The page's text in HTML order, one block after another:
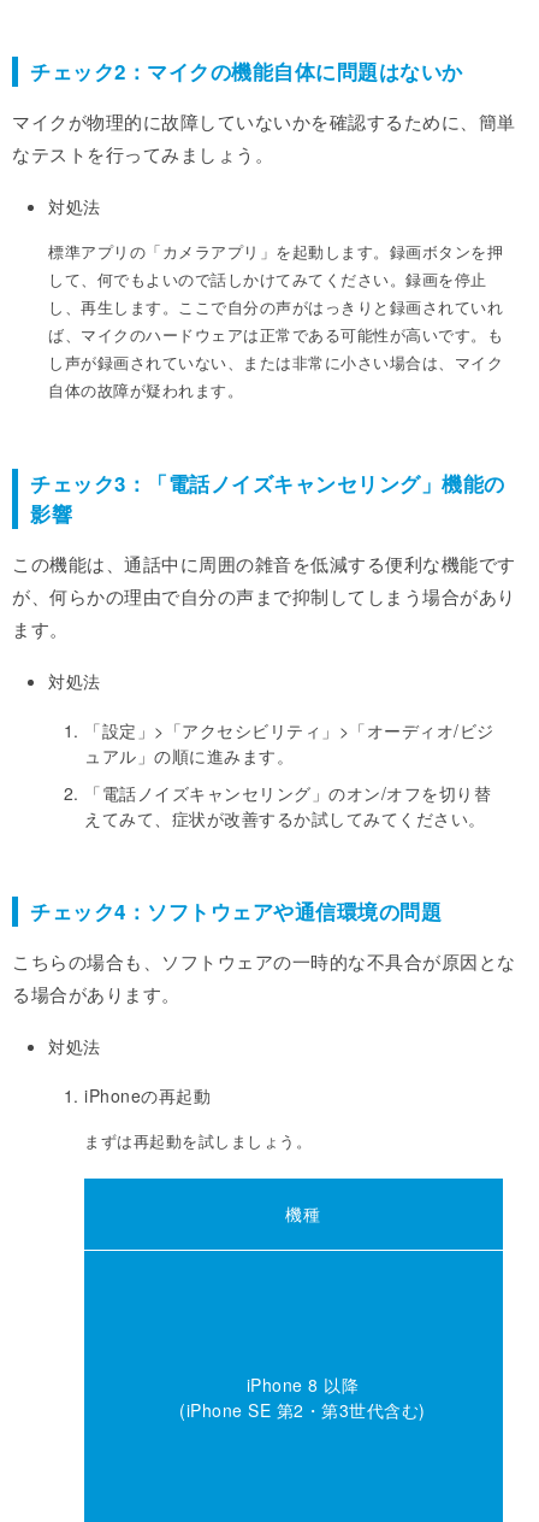
チェック2：マイクの機能自体に問題はないか
マイクが物理的に故障していないかを確認するために、簡単
なテストを行ってみましょう。
対処法
標準アプリの「カメラアプリ」を起動します。録画ボタンを押
して、何でもよいので話しかけてみてください。録画を停止
し、再生します。ここで自分の声がはっきりと録画されていれ
ば、マイクのハードウェアは正常である可能性が高いです。も
し声が録画されていない、または非常に小さい場合は、マイク
自体の故障が疑われます。
チェック3：「電話ノイズキャンセリング」機能の
影響
この機能は、通話中に周囲の雑音を低減する便利な機能です
が、何らかの理由で自分の声まで抑制してしまう場合があり
ます。
対処法
「設定」>「アクセシビリティ」>「オーディオ/ビジ
ュアル」の順に進みます。
「電話ノイズキャンセリング」のオン/オフを切り替
えてみて、症状が改善するか試してみてください。
チェック4：ソフトウェアや通信環境の問題
こちらの場合も、ソフトウェアの一時的な不具合が原因とな
る場合があります。
対処法
iPhoneの再起動
まずは再起動を試しましょう。
機種
iPhone 8 以降
(iPhone SE 第2・第3世代含む)